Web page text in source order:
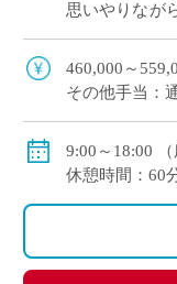
思いやりなが
きる環境です
460,000～
その他手当：
年収想定：
※管理職区分
※給与改定有
9:00～18:00
休憩時間：60
時間外労働有
＜その他就業
※時差出勤実
時間）病院受